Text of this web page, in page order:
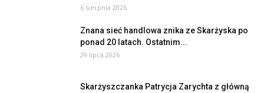
6 sierpnia 2026
Znana sieć handlowa znika ze Skarżyska po
ponad 20 latach. Ostatnim...
29 lipca 2026
Skarżyszczanka Patrycja Zarychta z główną